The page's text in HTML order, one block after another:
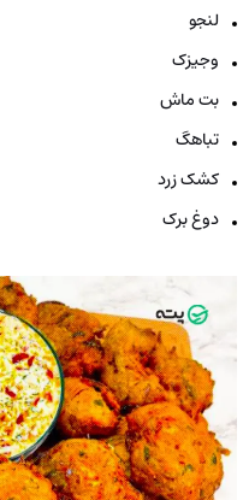
لنجو
وجیزک
بت ماش
تباهگ
کشک زرد
دوغ برک